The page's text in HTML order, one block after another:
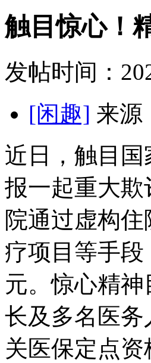
触目惊心！
发帖时间：
[闲趣] 来源
近日，触目
报一起重大
院通过虚构
疗项目等手
元。惊心精
长及多名医
关医保定点